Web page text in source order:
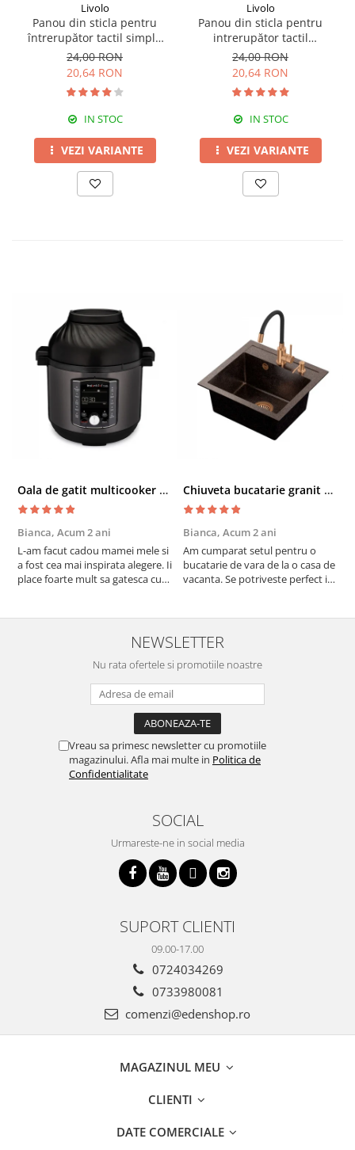
Livolo
Panou din sticla pentru
întrerupător tactil simplu
Livolo
24,00 RON
20,64 RON
IN STOC
VEZI VARIANTE
Livolo
Panou din sticla pentru
intrerupător tactil
dublu,Livolo
24,00 RON
20,64 RON
IN STOC
VEZI VARIANTE
Oala de gatit multicooker 11 functii Instant Pot Pro Crisp 8 + Air Fryer 7.6 lt
Bianca, Acum 2 ani
L-am facut cadou mamei mele si
a fost cea mai inspirata alegere. Ii
place foarte mult sa gatesca cu
cratita...ma gandesc serios sa imi
cumpar si eu! Recomand mult !
Chiuveta bucatarie granit cu finisaj negru perlat/cupru Steingran Art Copper cu dozator si baterie Quadron
Bianca, Acum 2 ani
Am cumparat setul pentru o
bucatarie de vara de la o casa de
vacanta. Se potriveste perfect in
buna, recomand cu drag !
NEWSLETTER
Nu rata ofertele si promotiile noastre
Vreau sa primesc newsletter cu promotiile
magazinului. Afla mai multe in Politica de
Confidentialitate
SOCIAL
Urmareste-ne in social media
SUPORT CLIENTI
09.00-17.00
0724034269
0733980081
comenzi@edenshop.ro
MAGAZINUL MEU
CLIENTI
DATE COMERCIALE